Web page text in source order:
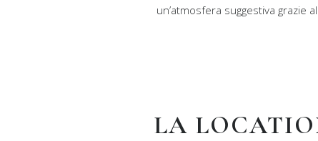
un’atmosfera suggestiva
LA